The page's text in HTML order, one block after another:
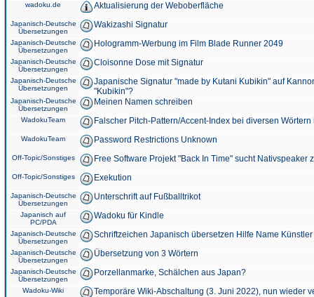
wadoku.de Aktualisierung der Weboberfläche
Japanisch-Deutsche
Übersetzungen
Wakizashi Signatur
Japanisch-Deutsche
Übersetzungen
Hologramm-Werbung im Film Blade Runner 2049
Japanisch-Deutsche
Übersetzungen
Cloisonne Dose mit Signatur
Japanisch-Deutsche
Übersetzungen
Japanische Signatur "made by Kutani Kubikin" auf
"Kubikin"?
Japanisch-Deutsche
Übersetzungen
Meinen Namen schreiben
WadokuTeam Falscher Pitch-Pattern/Accent-Index bei diversen
WadokuTeam Password Restrictions Unknown
Off-Topic/Sonstiges Free Software Projekt "Back In Time" sucht Nativspeaker
Off-Topic/Sonstiges Exekution
Japanisch-Deutsche
Übersetzungen
Unterschrift auf Fußballtrikot
Japanisch auf
PC/PDA
Wadoku für Kindle
Japanisch-Deutsche
Übersetzungen
Schriftzeichen Japanisch übersetzen Hilfe Name
Japanisch-Deutsche
Übersetzungen
Übersetzung von 3 Wörtern
Japanisch-Deutsche
Übersetzungen
Porzellanmarke, Schälchen aus Japan?
Wadoku-Wiki Temporäre Wiki-Abschaltung (3. Juni 2022), nun wieder